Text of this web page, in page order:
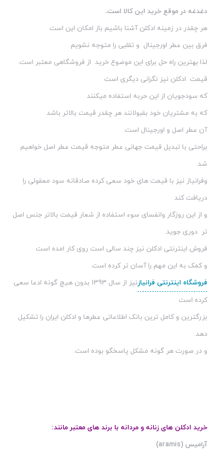
دغدغه در موقع خرید این کالا است.
هر چقدر در زمینه ادکلن آشنا باشیم باز امکان این است
فرق بین عطر اورجینال و تقلبی را متوجه نشویم
لذا بهترین راه حل برای این موضوع خرید از فروشگاهی معتبر است.
قیمت ادکلن نیز نگرانی دیگری است
که سودجویان از این حربه استفاده میکنند
که به مشتریان خود بقبولانند هر چقدر قیمت بالاتر باشد
آن عطر اصل و اورجینال است.
براحتی با تبدیل قیمت جهانی عطر متوجه قیمت عطر اصل خواهیم
شد
وفرانیاز نیز با قیمت های خود سعی کرده صادقانه سود معقولی را
دریافت کند
و از این روزگار وانفسای سوء استفاده از شعار قیمت بالاتر جنس اصل
تر دوری جوید.
فروش اینترنتی ادکلن نیز چند سالی است روی کار امده است
و کمک به این مهم را آسان تر کرده است.
فروشگاه اینترنتی فرانیاز
نیز از سال 1393 بدون هیچ گونه ادعا سعی
کرده است
بزرگترین و کامل ترین بانک اطلاعاتی عطرها و ادکلن ایران را تشکیل
دهد.
و در صورت هر گونه مشکل پاسخگو بوده است.
خرید ادکلن های زنانه و مردانه با برند های معتبر مانند:
آرامیس (aramis)